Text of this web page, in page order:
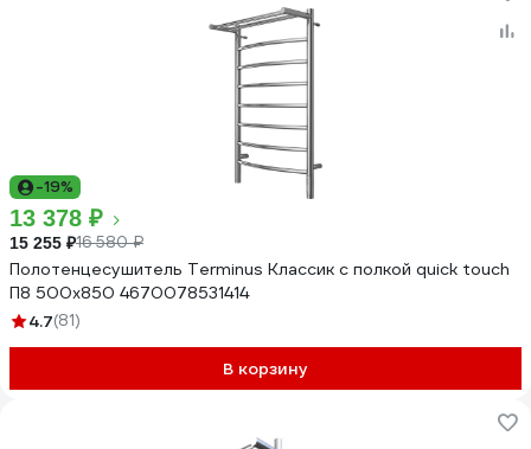
-19%
13 378 ₽
15 255 ₽16 580 ₽
Полотенцесушитель Terminus Классик с полкой quick touch
П8 500x850 4670078531414
4.7(81)
В корзину